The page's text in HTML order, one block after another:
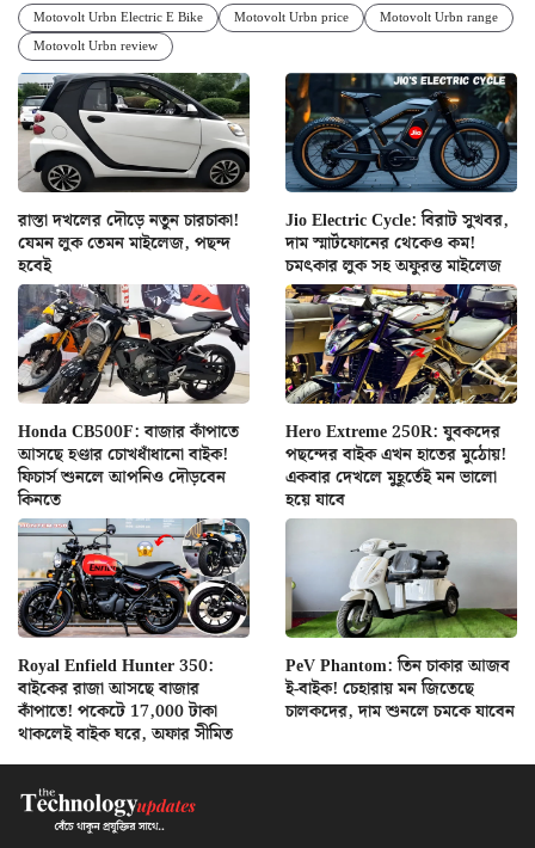
Motovolt Urbn Electric E Bike Motovolt Urbn price
Motovolt Urbn range
Motovolt Urbn review
রাস্তা দখলের দৌড়ে নতুন চারচাকা!
যেমন লুক তেমন মাইলেজ, পছন্দ
হবেই
Jio Electric Cycle: বিরাট সুখবর,
দাম স্মার্টফোনের থেকেও কম!
চমৎকার লুক সহ অফুরন্ত মাইলেজ
Honda CB500F: বাজার কাঁপাতে
আসছে হণ্ডার চোখধাঁধানো বাইক!
ফিচার্স শুনলে আপনিও দৌড়বেন
কিনতে
Hero Extreme 250R: যুবকদের
পছন্দের বাইক এখন হাতের মুঠোয়!
একবার দেখলে মুহূর্তেই মন ভালো
হয়ে যাবে
Royal Enfield Hunter 350:
বাইকের রাজা আসছে বাজার
কাঁপাতে! পকেটে 17,000 টাকা
থাকলেই বাইক ঘরে, অফার সীমিত
PeV Phantom: তিন চাকার আজব
ই-বাইক! চেহারায় মন জিতেছে
চালকদের, দাম শুনলে চমকে যাবেন